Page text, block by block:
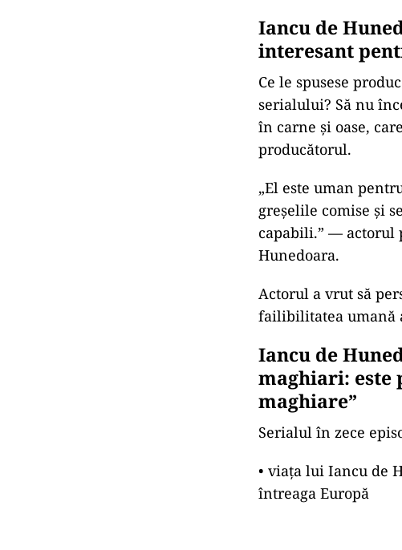
Iancu de
interesant
Ce le spusese
serialului? Să nu
în carne şi oase,
producătorul.
„El este uman
greşelile comise și
capabili.” — actorul
Hunedoara.
Actorul a vrut să
failibilitatea umană
Iancu de
maghiari: este
maghiare”
Serialul în zece
• viaţa lui Iancu de
întreaga Europă